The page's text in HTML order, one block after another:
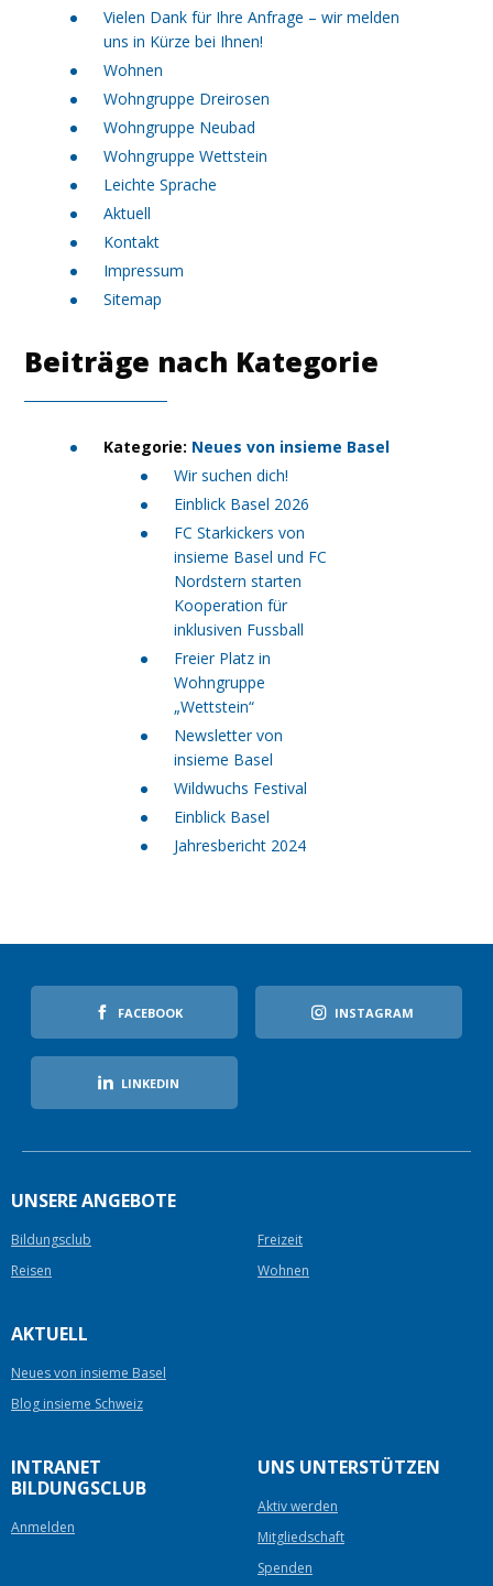
Vielen Dank für Ihre Anfrage – wir melden
uns in Kürze bei Ihnen!
Wohnen
Wohngruppe Dreirosen
Wohngruppe Neubad
Wohngruppe Wettstein
Leichte Sprache
Aktuell
Kontakt
Impressum
Sitemap
Beiträge nach Kategorie
Kategorie: Neues von insieme Basel
Wir suchen dich!
Einblick Basel 2026
FC Starkickers von
insieme Basel und FC
Nordstern starten
Kooperation für
inklusiven Fussball
Freier Platz in
Wohngruppe
„Wettstein“
Newsletter von
insieme Basel
Wildwuchs Festival
Einblick Basel
Jahresbericht 2024
FACEBOOK INSTAGRAM
LINKEDIN
UNSERE ANGEBOTE
Bildungsclub
Freizeit
Reisen
Wohnen
AKTUELL
Neues von insieme Basel
Blog insieme Schweiz
INTRANET
BILDUNGSCLUB
Anmelden
UNS UNTERSTÜTZEN
Aktiv werden
Mitgliedschaft
Spenden